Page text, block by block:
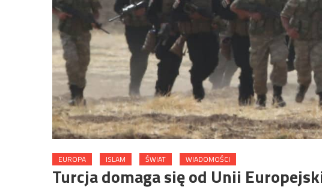
EUROPA ISLAM ŚWIAT WIADOMOŚCI
Turcja domaga się od Unii